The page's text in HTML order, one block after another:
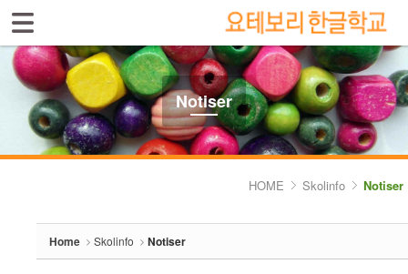
Notiser
HOME Skolinfo Notiser
Home Skolinfo Notiser
Sign In
Select language
Introduktion av skolan
Skolinfo
Sketchbook5, 스케치북5
Sketchbook5, 스케치북5